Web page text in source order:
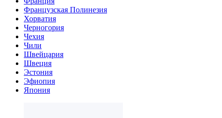
Французская Полинезия
Хорватия
Черногория
Чехия
Чили
Швейцария
Швеция
Эстония
Эфиопия
Япония